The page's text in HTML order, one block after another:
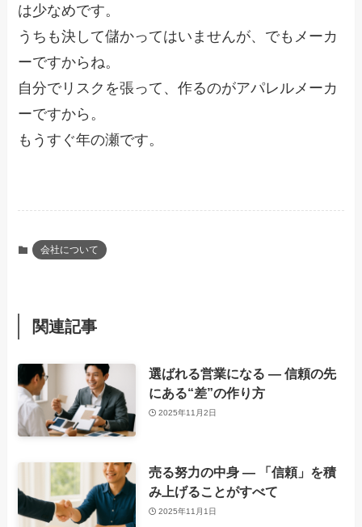
は少なめです。
うちも決して儲かってはいませんが、でもメーカ
ーですからね。
自分でリスクを張って、作るのがアパレルメーカ
ーですから。
もうすぐ年の瀬です。
会社について
関連記事
選ばれる営業になる ― 信頼の先
にある“差”の作り方
2025年11月2日
売る努力の中身 ― 「信頼」を積
み上げることがすべて
2025年11月1日